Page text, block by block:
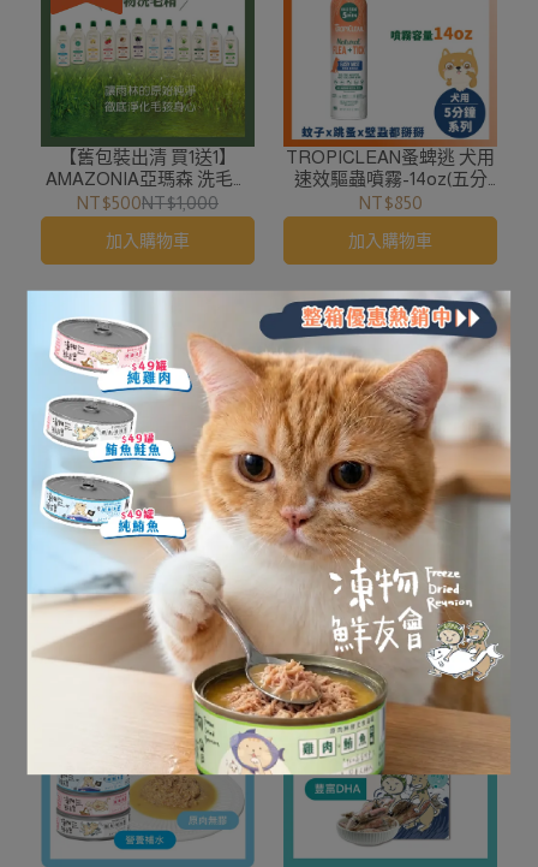
【舊包裝出清 買1送1】
AMAZONIA亞瑪森 洗毛精
系列（500ml）
NT$500NT$1,000
加入購物車
TROPICLEAN蚤蜱逃 犬用
速效驅蟲噴霧-14oz(五分
鐘)
NT$850
加入購物車
TROPICLEAN蚤蜱逃 犬用
驅蚤噴劑-32/16oz
NT$750
NT$1,400
加入購物車
Freeze Dried Reunion凍物
鮮友會 骰子牛魔王 30G
NT$250
加入購物車